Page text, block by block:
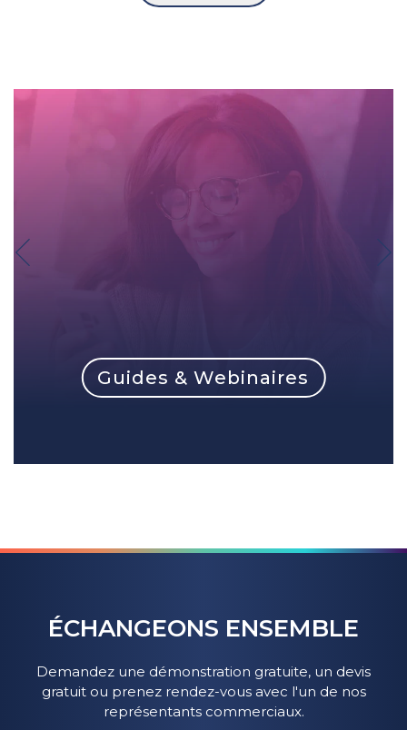
Guides & Webinaires
ÉCHANGEONS ENSEMBLE
Demandez une démonstration gratuite, un devis
gratuit ou prenez rendez-vous avec l'un de nos
représentants commerciaux.